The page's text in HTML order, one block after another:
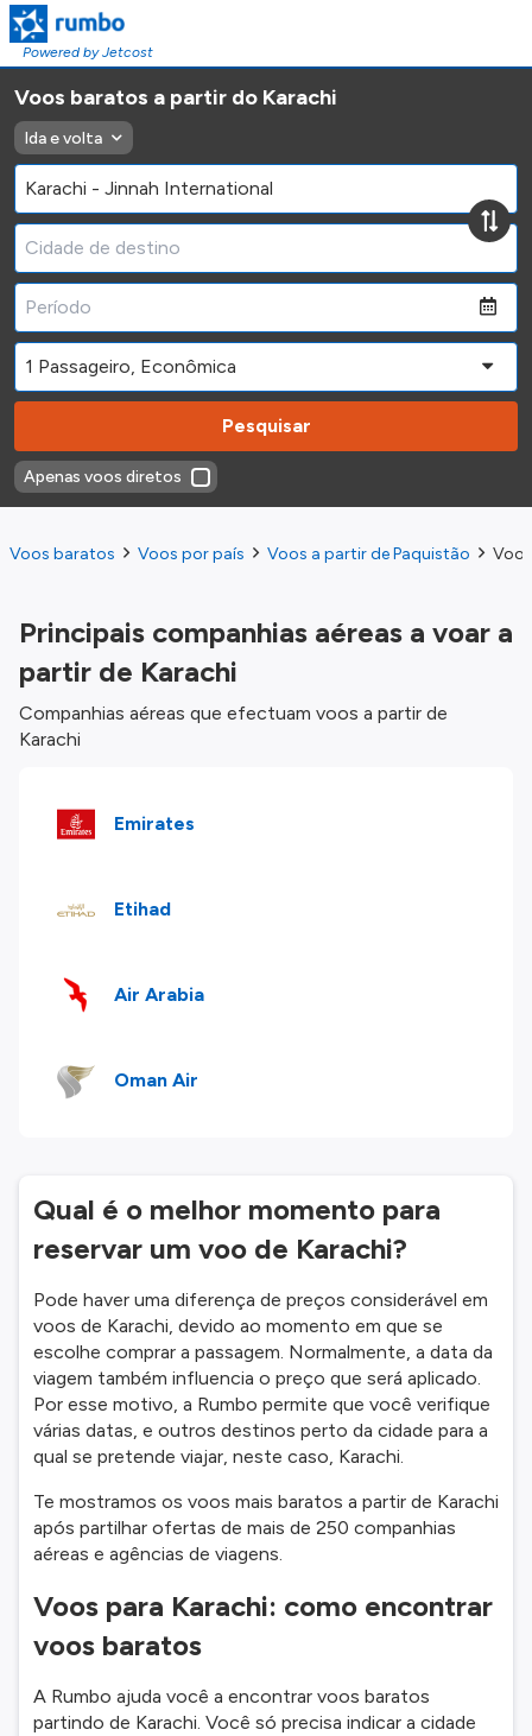
Powered by Jetcost
Voos baratos a partir do Karachi
Ida e volta
Pesquisar
Apenas voos diretos
Voos baratos Voos por país Voos a partir de Paquistão
Principais companhias aéreas a voar a
partir de Karachi
Companhias aéreas que efectuam voos a partir de
Karachi
Emirates
Etihad
Air Arabia
Oman Air
Qual é o melhor momento para
reservar um voo de Karachi?
Pode haver uma diferença de preços considerável em
voos de Karachi, devido ao momento em que se
escolhe comprar a passagem. Normalmente, a data da
viagem também influencia o preço que será aplicado.
Por esse motivo, a Rumbo permite que você verifique
várias datas, e outros destinos perto da cidade para a
qual se pretende viajar, neste caso, Karachi.
Te mostramos os voos mais baratos a partir de Karachi
após partilhar ofertas de mais de 250 companhias
aéreas e agências de viagens.
Voos para Karachi: como encontrar
voos baratos
A Rumbo ajuda você a encontrar voos baratos
partindo de Karachi. Você só precisa indicar a cidade